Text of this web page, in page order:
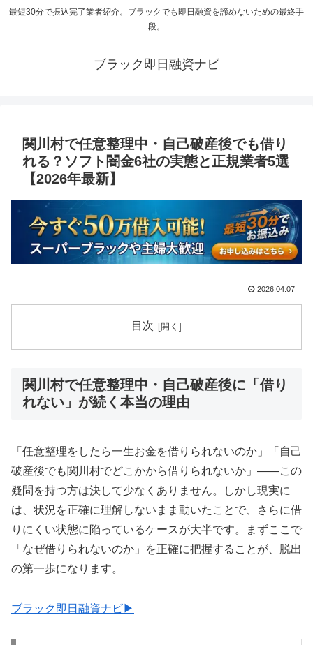
最短30分で振込完了業者紹介。ブラックでも即日融資を諦めないための最終手
段。
ブラック即日融資ナビ
関川村で任意整理中・自己破産後でも借り
れる？ソフト闇金6社の実態と正規業者5選
【2026年最新】
2026.04.07
目次
関川村で任意整理中・自己破産後に「借り
れない」が続く本当の理由
「任意整理をしたら一生お金を借りられないのか」「自己
破産後でも関川村でどこかから借りられないか」——この
疑問を持つ方は決して少なくありません。しかし現実に
は、状況を正確に理解しないまま動いたことで、さらに借
りにくい状態に陥っているケースが大半です。まずここで
「なぜ借りられないのか」を正確に把握することが、脱出
の第一歩になります。
ブラック即日融資ナビ▶